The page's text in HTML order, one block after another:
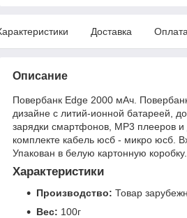
Доставка Оплата
Описание
Повербанк Edge 2000 мАч.
дизайне с литий-ионной батареей,
зарядки смартфонов, МР3 плееров и
комплекте кабель юсб - микро юсб.
Упакован в белую картонную
Характеристики
Производство: Товар
Вес: 100г